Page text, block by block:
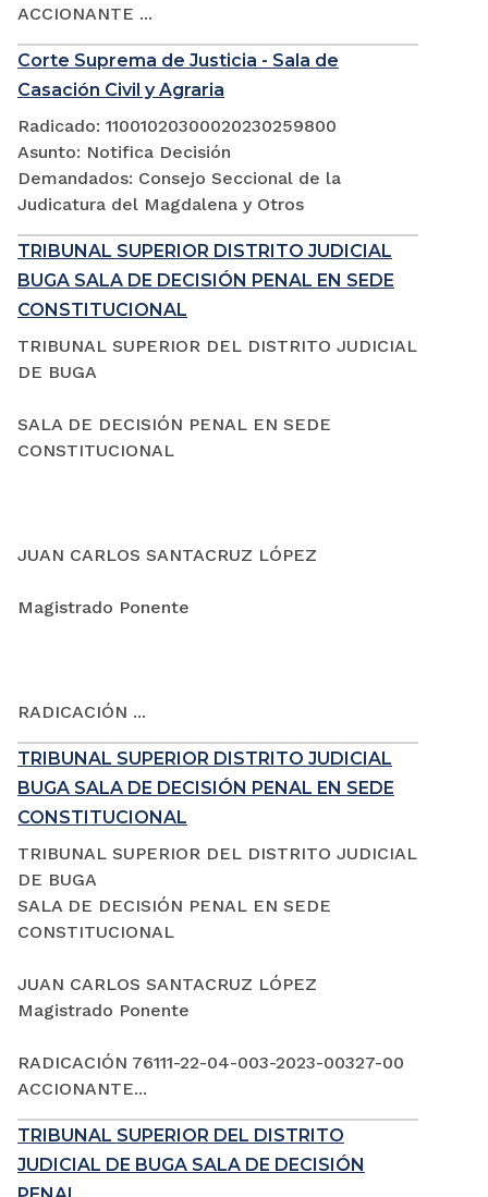
ACCIONANTE ...
Corte Suprema de Justicia - Sala de
Casación Civil y Agraria
Radicado: 11001020300020230259800
Asunto: Notifica Decisión
Demandados: Consejo Seccional de la
Judicatura del Magdalena y Otros
TRIBUNAL SUPERIOR DISTRITO JUDICIAL
BUGA SALA DE DECISIÓN PENAL EN SEDE
CONSTITUCIONAL
TRIBUNAL SUPERIOR DEL DISTRITO JUDICIAL
DE BUGA
SALA DE DECISIÓN PENAL EN SEDE
CONSTITUCIONAL
JUAN CARLOS SANTACRUZ LÓPEZ
Magistrado Ponente
RADICACIÓN ...
TRIBUNAL SUPERIOR DISTRITO JUDICIAL
BUGA SALA DE DECISIÓN PENAL EN SEDE
CONSTITUCIONAL
TRIBUNAL SUPERIOR DEL DISTRITO JUDICIAL
DE BUGA
SALA DE DECISIÓN PENAL EN SEDE
CONSTITUCIONAL
JUAN CARLOS SANTACRUZ LÓPEZ
Magistrado Ponente
RADICACIÓN 76111-22-04-003-2023-00327-00
ACCIONANTE...
TRIBUNAL SUPERIOR DEL DISTRITO
JUDICIAL DE BUGA SALA DE DECISIÓN